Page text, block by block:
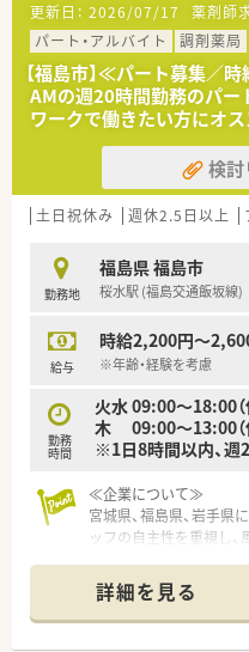
≪注目！お仕事内容≫
■調剤・監査・服薬指導
も学べます。エリアで
して店舗負担も軽減し
■全体研修、中途社員研
ており、その他福利厚生
調剤薬局未経験の方も
■幅広い経験を積みたい
る方などにもおすすめ
新卒の方向けには、新
行われます。
その後フォロー研修や
ただきながら、業務を覚
社外研修として、ファ
【長く働ける環境】
有給休暇の取得や育児
バランスを見て、無理の
おります。
お互い様の風土が根付
また、育児休暇取得率
立が図れる環境です。
更新日： 2026/07/17 薬剤師
パート・アルバイト
調剤薬局
【福島市】≪パート募集／
AMの週20時間勤務のパー
ワークで働きたい方にオ
検討
土日祝休み 週休2.5日以上
勤務地
福島県 福島市
桜水駅 (福島交通飯坂線)
給与
時給2,200円～
※年齢・経験を考慮
勤務
時間
火水 09:00～18:00（
木 09:00～13:00（
※1日8時間以内、週
≪企業について≫
宮城県、福島県、岩手県
ッフの自主性を重視し
門前クリニックの処方
ています。
詳細を見る